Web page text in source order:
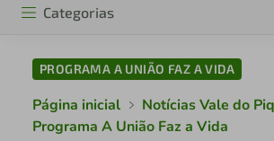
Categorias
PROGRAMA A UNIÃO FAZ A VIDA
Página inicial
Notícias Vale do
Programa A União Faz a Vida